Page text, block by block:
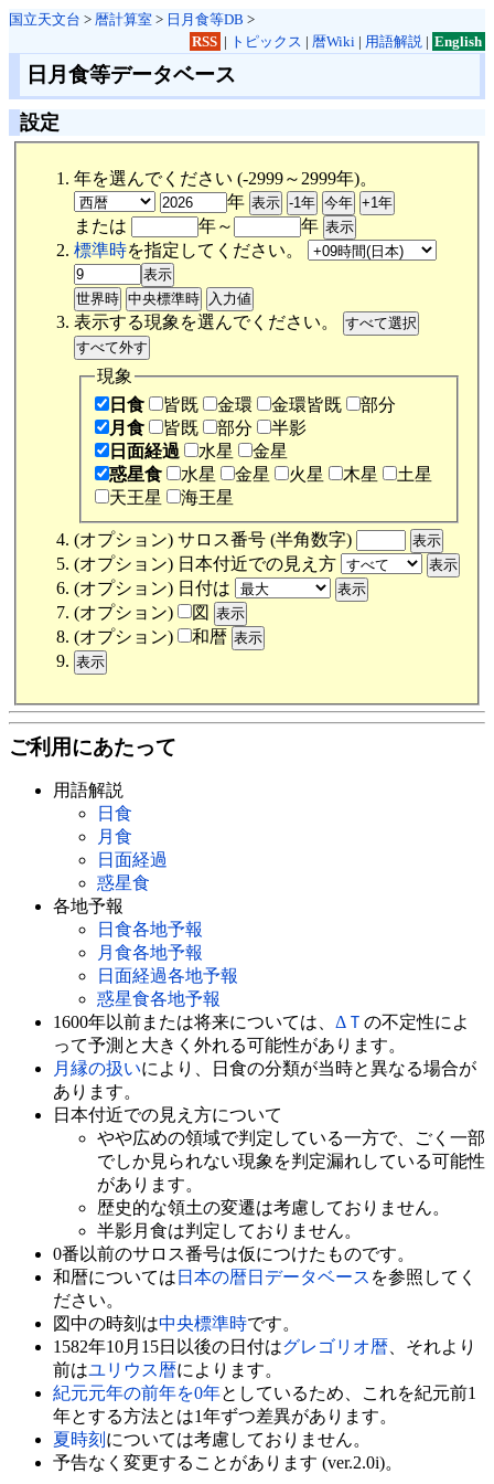
国立天文台 > 暦計算室 > 日月食等DB >
RSS | トピックス | 暦Wiki| 用語解説| English
日月食等データベース
設定
年を選んでください (-2999～2999年)。
年
または
年～
年
標準時を指定してください。
表示する現象を選んでください。
現象
日食
皆既 金環 金環皆既
部分
月食
皆既 部分
半影
日面経過
水星
金星
惑星食
水星 金星 火星 木星
土星
天王星
海王星
(オプション) サロス番号 (半角数字)
(オプション) 日本付近での見え方
(オプション) 日付は
(オプション)
図
(オプション)
和暦
ご利用にあたって
用語解説
日食
月食
日面経過
惑星食
各地予報
日食各地予報
月食各地予報
日面経過各地予報
惑星食各地予報
1600年以前または将来については、 ΔＴ の不定性によ
って予測と大きく外れる可能性があります。
月縁の扱いにより、日食の分類が当時と異なる場合が
あります。
日本付近での見え方について
やや広めの領域で判定している一方で、ごく一部
でしか見られない現象を判定漏れしている可能性
があります。
歴史的な領土の変遷は考慮しておりません。
半影月食は判定しておりません。
0番以前のサロス番号は仮につけたものです。
和暦については 日本の暦日データベース を参照してく
ださい。
図中の時刻は中央標準時です。
1582年10月15日以後の日付はグレゴリオ暦 、それより
前はユリウス暦によります。
紀元元年の前年を0年としているため、これを紀元前1
年とする方法とは1年ずつ差異があります。
夏時刻 については考慮しておりません。
予告なく変更することがあります (ver.2.0i)。